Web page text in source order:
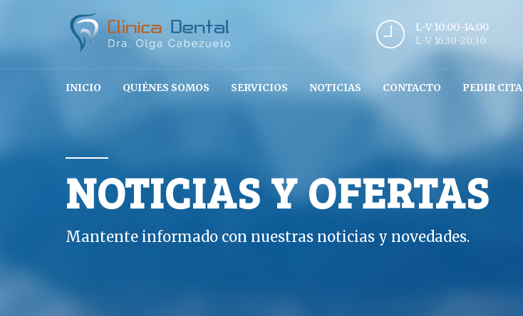
L-V 10:00-14:00
L-V 16:30-20:30
INICIO QUIÉNES SOMOS SERVICIOS NOTICIAS CONTACTO PEDIR CITA
NOTICIAS Y OFERTAS
Mantente informado con nuestras noticias y novedades.